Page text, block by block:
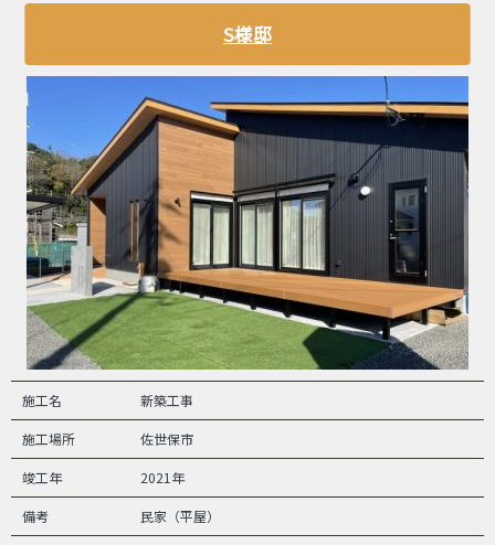
S様邸
施工名 新築工事
施工場所 佐世保市
竣工年 2021年
備考 民家（平屋）